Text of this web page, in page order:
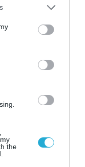
or more Google
You may click to
party tags to
in below Google
the
2026:
αλλά